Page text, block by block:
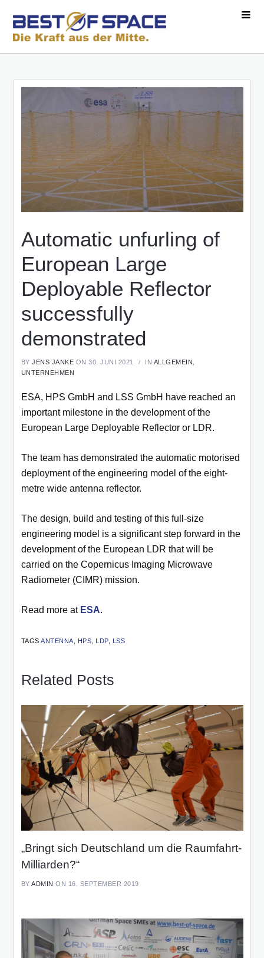
Automatic unfurling of
European Large
Deployable Reflector
successfully
demonstrated
BY JENS JANKE ON 30. JUNI 2021 IN ALLGEMEIN
UNTERNEHMEN
ESA, HPS GmbH and LSS GmbH have reached an
important milestone in the development of the
European Large Deployable Reflector or LDR.
The team has demonstrated the automatic motorised
deployment of the engineering model of the eight-
metre wide antenna reflector.
The design, build and testing of this full-size
engineering model is a significant step forward in the
development of the European LDR that will be
carried on the Copernicus Imaging Microwave
Radiometer (CIMR) mission.
Read more at ESA.
TAGS ANTENNA HPS LDP, LSS
Related Posts
„Bringt sich Deutschland um die Raumfahrt-
Milliarden?“
BY ADMIN ON 16. SEPTEMBER 2019